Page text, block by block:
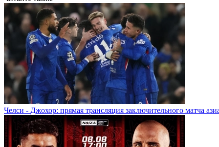
Челси - Джохор: прямая трансляция заключительного матча